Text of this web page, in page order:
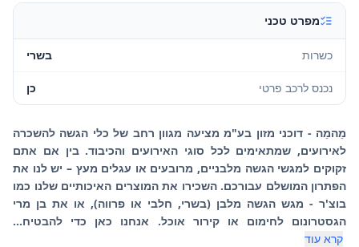
מפרט טכני
כשרות בשרי
נכנס לרכב פרטי כן
מֵהמֵה - דוכני מזון בע"מ מציעה מגוון רחב של כלי הגשה להשכרה
לאירועים, שמתאימים לכל סוגי האירועים והכיבוד. בין אם אתם
זקוקים למגשי הגשה מלבניים, מרובעים או עגלים מעץ – יש לנו את
הפתרון המושלם עבורכם. השכירו את המוצרים האיכותיים שלנו כמו
בוצ'ר - מגש הגשה מלבן (בשרי, חלבי או פרווה), או את בן מרי
הגסטרונום לחימום או קירור אוכל. אנחנו כאן כדי להבטיח...
קרא עוד